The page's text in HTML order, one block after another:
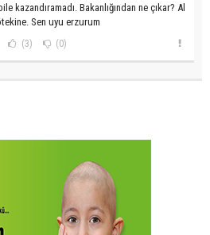
kazandıramadı. Bakanlığından ne çıkar? Al
Sen uyu erzurum
(3) (0)